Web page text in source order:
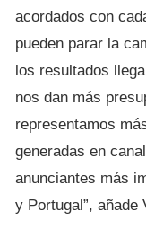
acordados con
pueden parar la
los resultados
nos dan más
representamos
generadas en
anunciantes más
y Portugal”, añade